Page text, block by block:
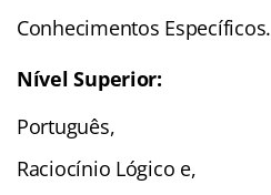
Conhecimentos Específicos.
Nível Superior:
Português,
Raciocínio Lógico e,